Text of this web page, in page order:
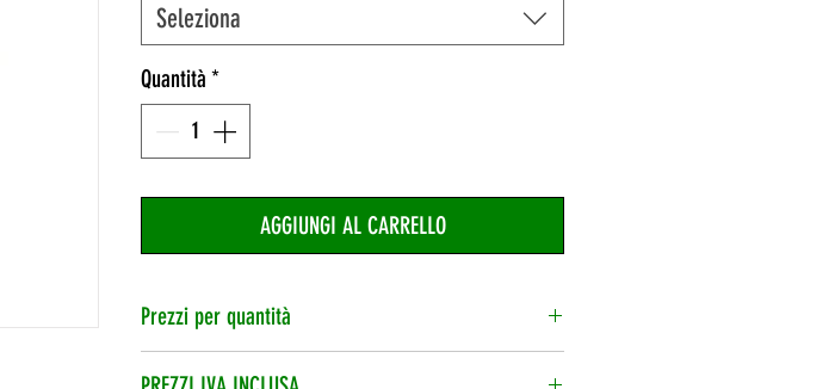
Seleziona
Quantità *
AGGIUNGI AL CARRELLO
Prezzi per quantità
1 pila